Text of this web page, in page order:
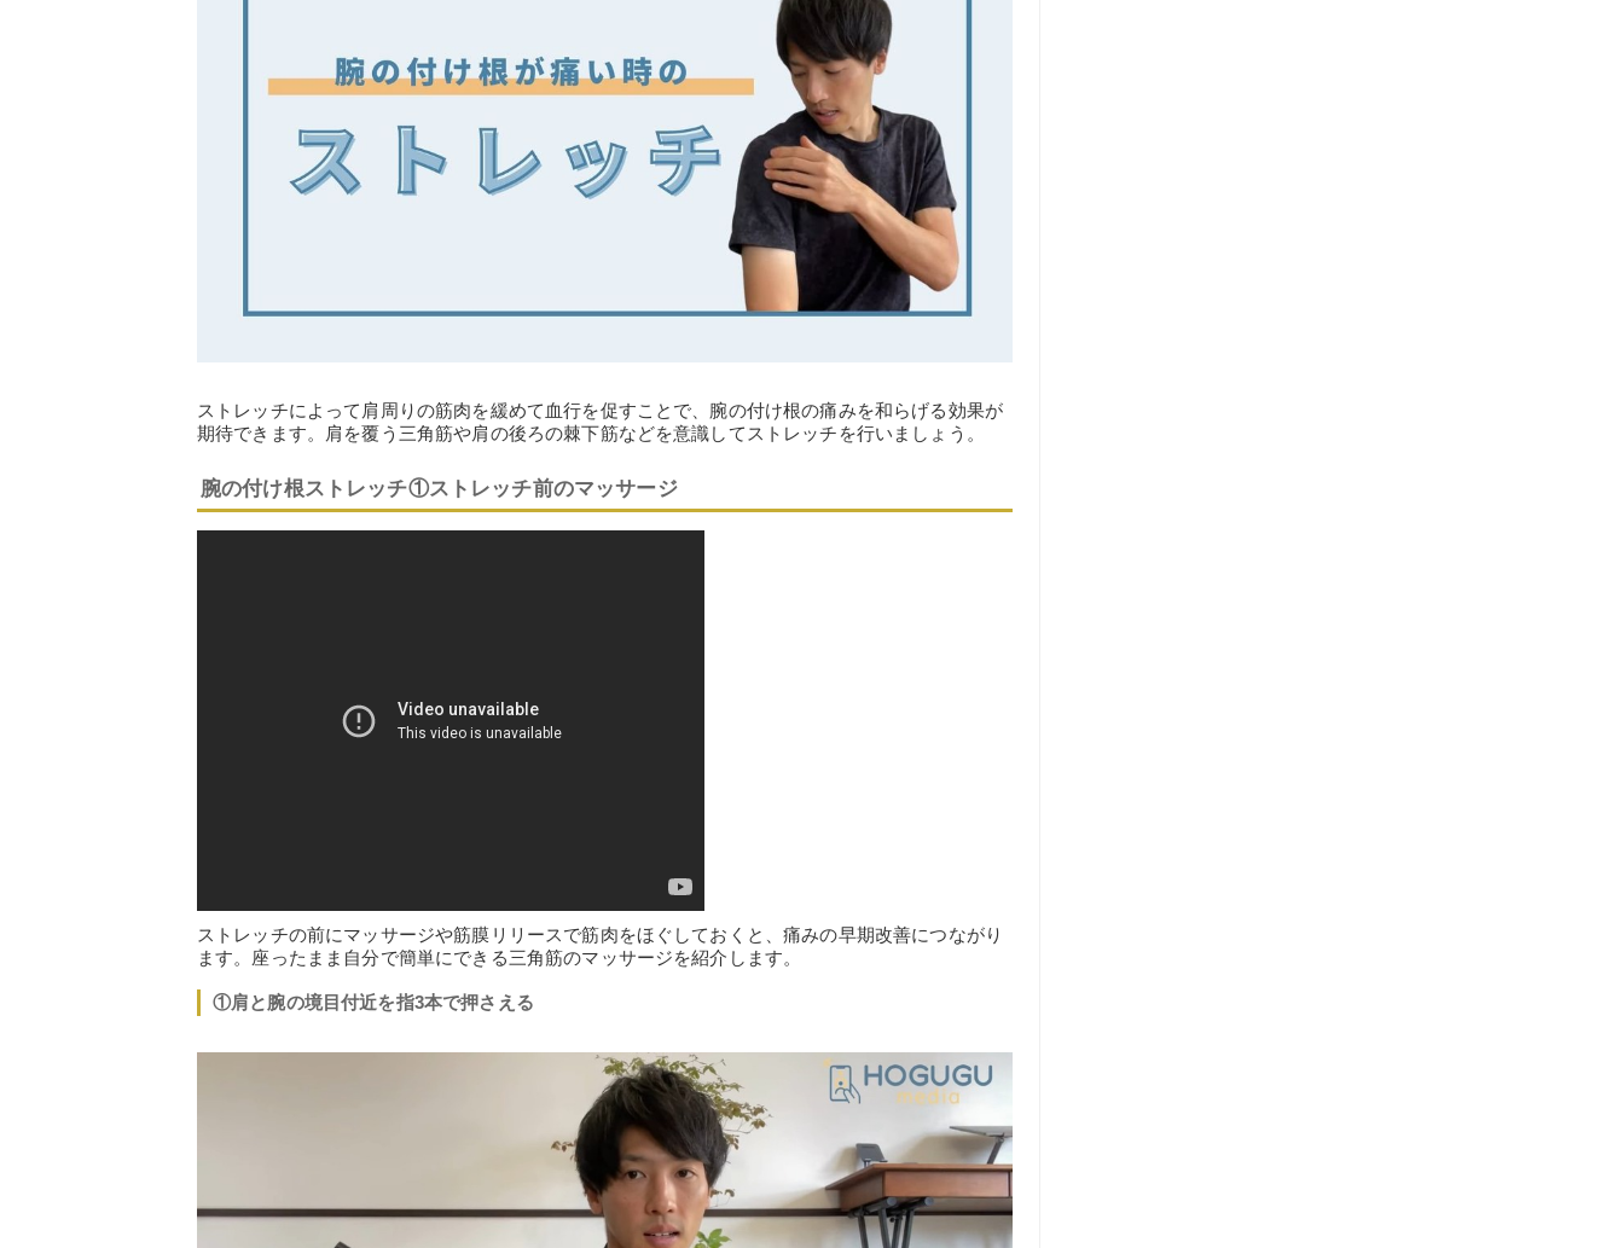
ストレッチによって肩周りの筋肉を緩めて血行を促すことで、腕の付け根の痛みを和らげる効果が
期待できます。肩を覆う三角筋や肩の後ろの棘下筋などを意識してストレッチを行いましょう。
腕の付け根ストレッチ①ストレッチ前のマッサージ
ストレッチの前にマッサージや筋膜リリースで筋肉をほぐしておくと、痛みの早期改善につながり
ます。座ったまま自分で簡単にできる三角筋のマッサージを紹介します。
①肩と腕の境目付近を指3本で押さえる